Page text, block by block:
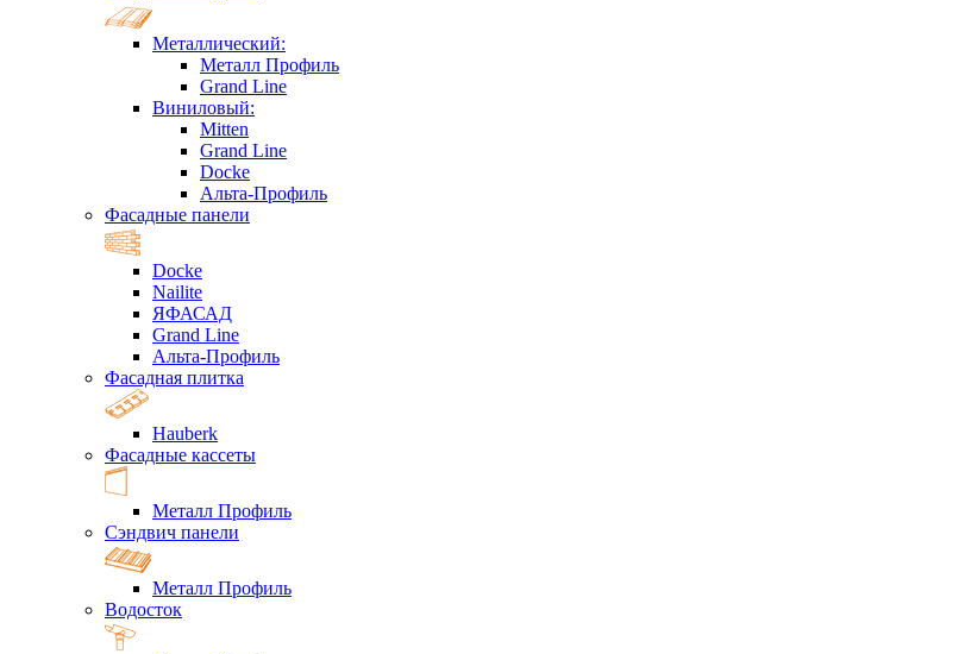
Металлический:
Металл Профиль
Grand Line
Виниловый:
Mitten
Grand Line
Docke
Альта-Профиль
Фасадные панели
Docke
Nailite
ЯФАСАД
Grand Line
Альта-Профиль
Фасадная плитка
Hauberk
Фасадные кассеты
Металл Профиль
Сэндвич панели
Металл Профиль
Водосток